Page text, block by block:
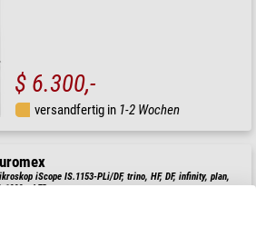
$ 6.300,-
versandfertig in 1-2 Wochen
iScope IS.1153-PLi/DF, trino, HF, DF, infinity, plan,
1000x, LED